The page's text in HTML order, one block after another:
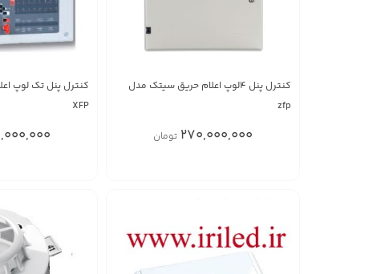
کنترل پنل 4لوپ اعلام حریق سیتک مدل
zfp
270,000,000 تومان
کنترل پنل تک لوپ
XFP